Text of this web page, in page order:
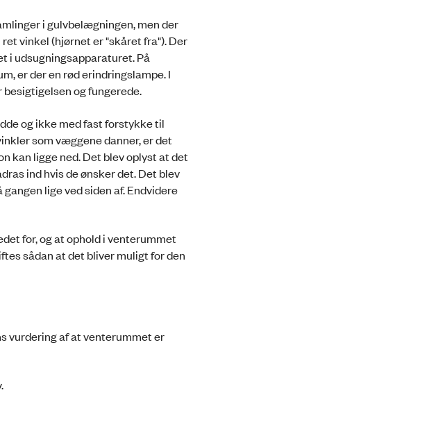
i gulvbelægningen, men der
vinkel (hjørnet er "skåret fra"). Der
i udsugningsapparaturet. På
er der en rød erindringslampe. I
og fungerede.
og ikke med fast forstykke til
som væggene danner, er det
kan ligge ned. Det blev oplyst at det
ind hvis de ønsker det. Det blev
lige ved siden af. Endvidere
for, og at ophold i venterummet
sådan at det bliver muligt for den
vurdering af at venterummet er